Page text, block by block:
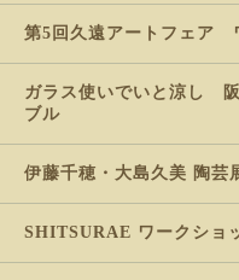
第5回久遠アートフェア
ガラス使いでいと涼し
ブル
伊藤千穂・大島久美 陶芸
SHITSURAE ワークショ